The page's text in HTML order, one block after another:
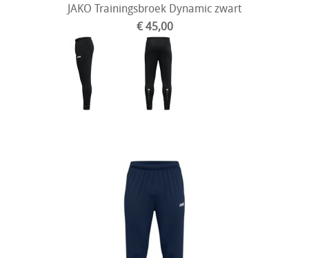
JAKO Trainingsbroek Dynamic zwart
€ 45,00